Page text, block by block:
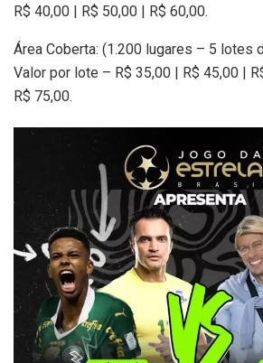
R$ 40,00 | R$ 50,00 | R$ 60,00.
Área Coberta: (1.200 lugares – 5 lotes
Valor por lote – R$ 35,00 | R$ 45,00 |
R$ 75,00.